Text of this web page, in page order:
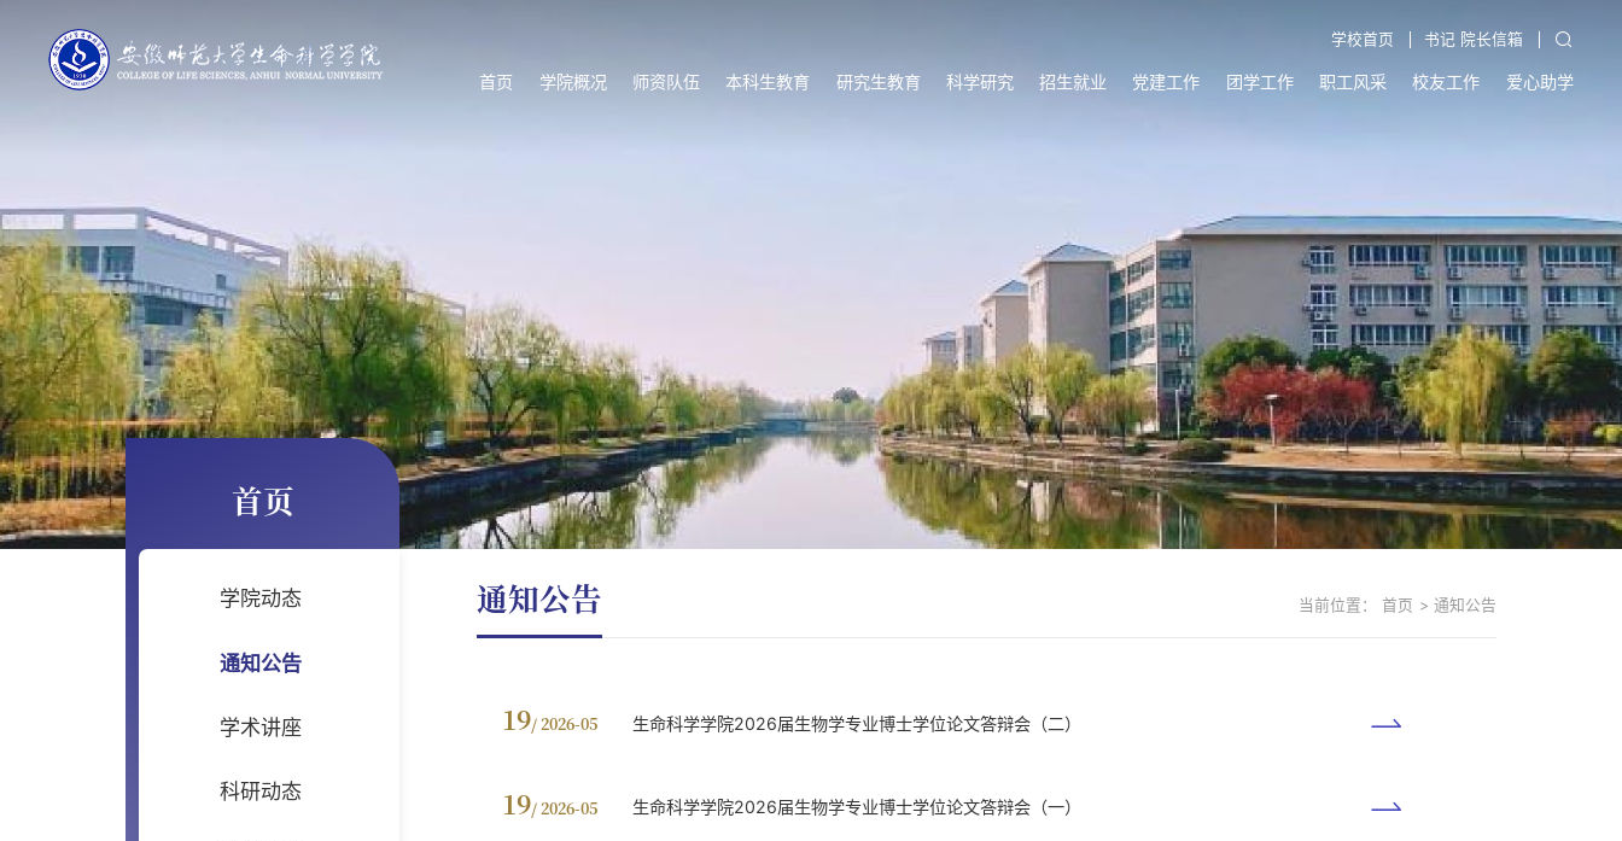
学校首页 书记 院长信箱
首页 学院概况 师资队伍 本科生教育 研究生教育 科学研究 招生就业 党建工作 团学工作 职工风采 校友工作 爱心助学
首页
学院动态
通知公告
学术讲座
科研动态
通知公告 当前位置： 首页 > 通知公告
19/ 2026-05 生命科学学院2026届生物学专业博士学位论文答辩会（二）
19/ 2026-05 生命科学学院2026届生物学专业博士学位论文答辩会（一）